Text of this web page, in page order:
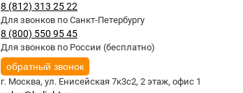
8 (812) 313 25 22
Для звонков по Санкт-Петербургу
8 (800) 550 95 45
Для звонков по России (бесплатно)
обратный звонок
г. Москва, ул. Енисейская 7к3с2, 2 этаж, офис 1